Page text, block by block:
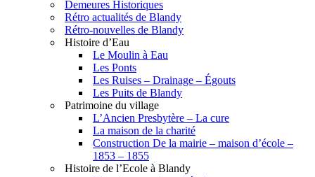
Demeures Historiques
Rétro actualités de Blandy
Rétro-nouvelles de Blandy
Histoire d’Eau
Le Moulin à Eau
Les Ponts
Les Ruises – Drainage – Égouts
Les Puits de Blandy
Patrimoine du village
L’Ancien Presbytère – La cure
La maison de la charité
Construction De la mairie – maison d’école –
1853 – 1855
Histoire de l’Ecole à Blandy